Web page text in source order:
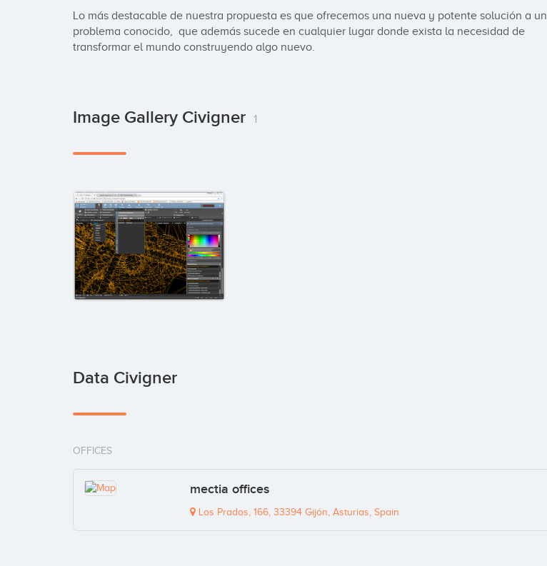
Lo más destacable de nuestra propuesta es que ofrecemos una nueva y potente solución a un
problema conocido,  que además sucede en cualquier lugar donde exista la necesidad de
transformar el mundo construyendo algo nuevo.
Image Gallery Civigner 1
Data Civigner
OFFICES
mectia offices
Los Prados, 166, 33394 Gijón, Asturias, Spain